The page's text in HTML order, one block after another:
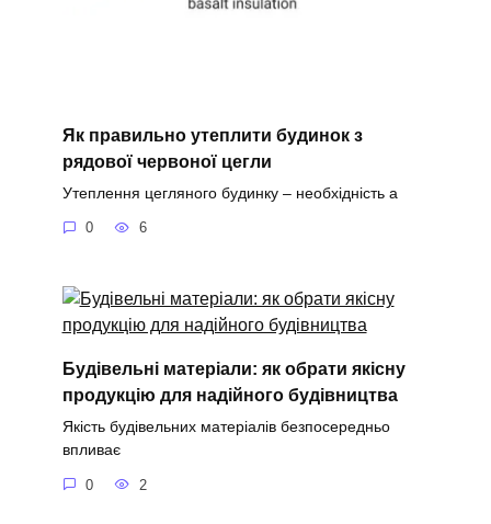
Як правильно утеплити будинок з
рядової червоної цегли
Утеплення цегляного будинку – необхідність а
0 6
Будівельні матеріали: як обрати якісну
продукцію для надійного будівництва
Якість будівельних матеріалів безпосередньо
впливає
0 2